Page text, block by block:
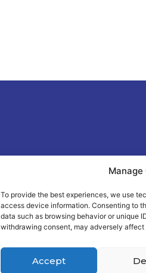
Manage
To provide the best experiences, we use
access device information. Consenting to
data such as browsing behavior or unique
withdrawing consent, may adversely
Accept